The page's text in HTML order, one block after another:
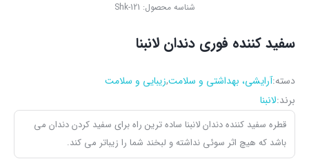
شناسه محصول: Shk-121
سفید کننده فوری دندان لانبنا
دسته:آرایشی، بهداشتی و سلامت,زیبایی و سلامت
برند:لانبنا
قطره سفید کننده دندان لانبنا ساده‌ ترین راه برای سفید کردن دندان می‌
باشد که هیچ اثر سوئی نداشته و لبخند شما را زیباتر می‌ کند.